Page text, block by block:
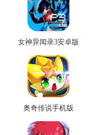
女神异闻录3安卓版
奥奇传说手机版